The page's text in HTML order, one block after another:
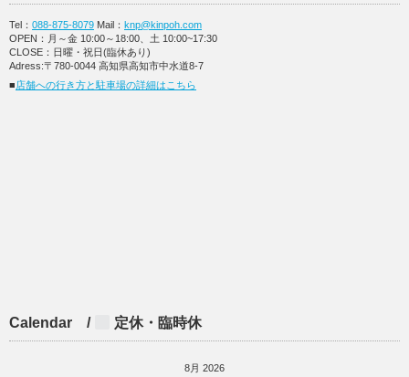
Tel： 088-875-8079 Mail： knp@kinpoh.com
OPEN：月～金 10:00～18:00、土 10:00~17:30
CLOSE：日曜・祝日(臨休あり)
Adress:〒780-0044 高知県高知市中水道8-7
■店舗への行き方と駐車場の詳細はこちら
Calendar / 定休・臨時休
8月 2026